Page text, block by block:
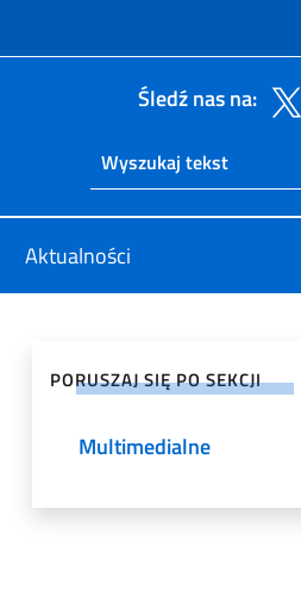
Śledź nas na:
Ricerca
Szukaj na stronie
Aktualności
PORUSZAJ SIĘ PO SEKCJI
Multimedialne